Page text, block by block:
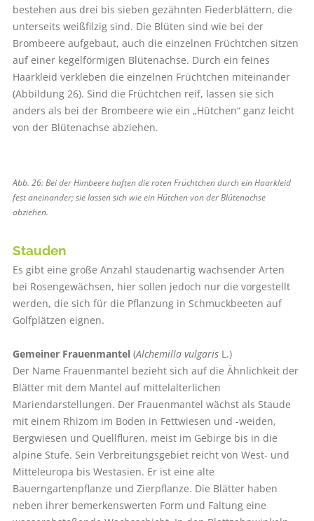
bestehen aus drei bis sieben gezähnten Fiederblättern, die
unterseits weißfilzig sind. Die Blüten sind wie bei der
Brombeere aufgebaut, auch die einzelnen Früchtchen sitzen
auf einer kegelförmigen Blütenachse. Durch ein feines
Haarkleid verkleben die einzelnen Früchtchen miteinander
(Abbildung 26). Sind die Früchtchen reif, lassen sie sich
anders als bei der Brombeere wie ein „Hütchen“ ganz leicht
von der Blütenachse abziehen.
Abb. 26: Bei der Himbeere haften die roten Früchtchen durch ein Haarkleid
fest aneinander; sie lassen sich wie ein Hütchen von der Blütenachse
abziehen.
Stauden
Es gibt eine große Anzahl staudenartig wachsender Arten
bei Rosengewächsen, hier sollen jedoch nur die vorgestellt
werden, die sich für die Pflanzung in Schmuckbeeten auf
Golfplätzen eignen.
Gemeiner Frauenmantel (Alchemilla vulgarisL.)
Der Name Frauenmantel bezieht sich auf die Ähnlichkeit der
Blätter mit dem Mantel auf mittelalterlichen
Mariendarstellungen. Der Frauenmantel wächst als Staude
mit einem Rhizom im Boden in Fettwiesen und -weiden,
Bergwiesen und Quellfluren, meist im Gebirge bis in die
alpine Stufe. Sein Verbreitungsgebiet reicht von West- und
Mitteleuropa bis Westasien. Er ist eine alte
Bauerngartenpflanze und Zierpflanze. Die Blätter haben
neben ihrer bemerkenswerten Form und Faltung eine